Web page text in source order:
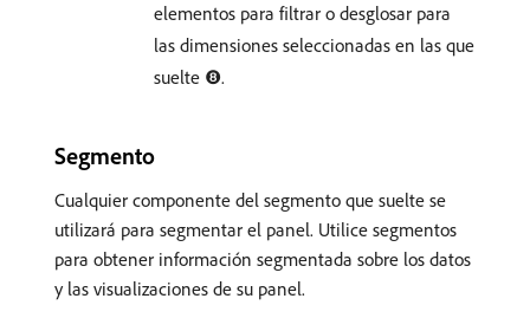
elementos para filtrar o desglosar para
las dimensiones seleccionadas en las que
suelte ❽.
Segmento
Cualquier componente del segmento que suelte se
utilizará para segmentar el panel. Utilice segmentos
para obtener información segmentada sobre los datos
y las visualizaciones de su panel.